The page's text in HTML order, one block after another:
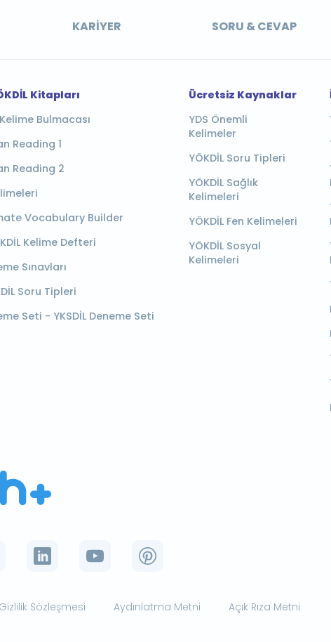
KARIYER SORU & CEVAP
Kitapları
Bulmacası
Reading 1
Reading 2
Vocabulary Builder
Kelime Defteri
Sınavları
Soru Tipleri
Seti - YKSDİL Deneme Seti
Ücretsiz Kaynaklar
YDS Önemli
Kelimeler
YÖKDİL Soru Tipleri
YÖKDİL Sağlık
Kelimeleri
YÖKDİL Fen Kelimeleri
YÖKDİL Sosyal
Kelimeleri
Gizlilik Sözleşmesi Aydınlatma Metni Açık Rıza Metni